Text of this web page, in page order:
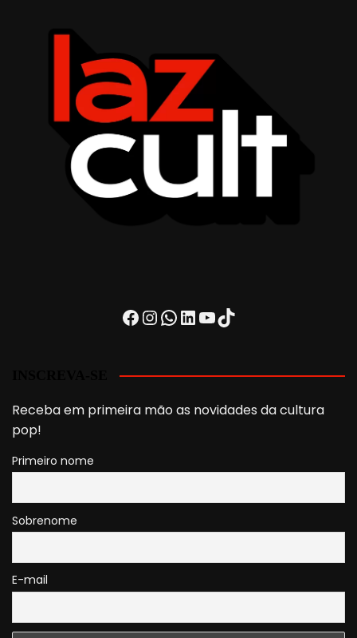
Facebook
Instagram
WhatsApp
LinkedIn
Youtube
TikTok
Receba em primeira mão as novidades da cultura
pop!
Primeiro nome
Sobrenome
E-mail